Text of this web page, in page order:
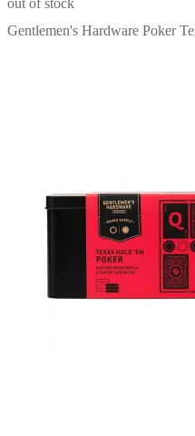
out of stock
Gentlemen's Hardware Poker